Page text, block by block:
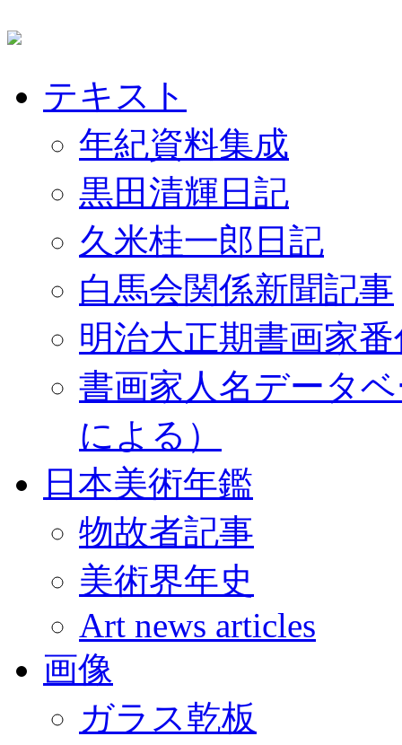
テキスト
年紀資料集成
黒田清輝日記
久米桂一郎日記
白馬会関係新聞記事
明治大正期書画家
書画家人名データ
による）
日本美術年鑑
物故者記事
美術界年史
Art news articles
画像
ガラス乾板